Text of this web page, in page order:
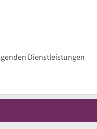
Dienstleistungen